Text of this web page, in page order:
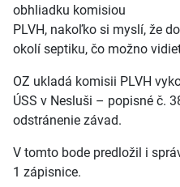
obhliadku komisiou
PLVH, nakoľko si myslí, že
okolí septiku, čo možno
OZ ukladá komisii PLVH
ÚSS v Nesluši – popisné č.
odstránenie závad.
V tomto bode predložil i
1 zápisnice.